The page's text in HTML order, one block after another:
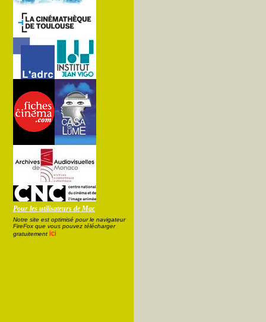
Pour les utilisateurs de Mac
Notre site est optimisé pour le navigateur
FireFox que vous pouvez télécharger
gratuitement ici